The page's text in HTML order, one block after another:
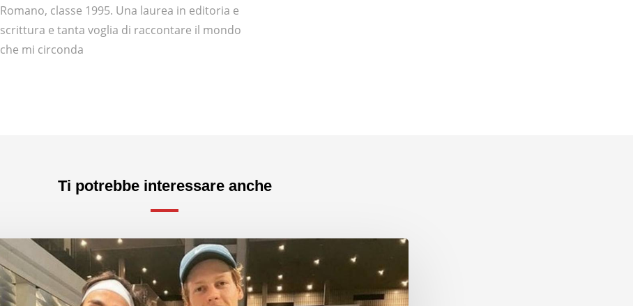
Romano, classe 1995. Una laurea in editoria e
scrittura e tanta voglia di raccontare il mondo
che mi circonda
Ti potrebbe interessare anche